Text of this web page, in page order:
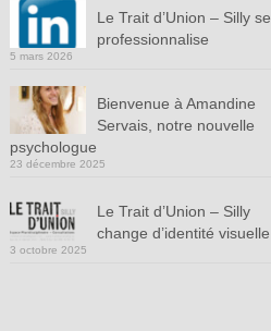
Le Trait d’Union – Silly se
professionnalise
5 mars 2026
Bienvenue à Amandine
Servais, notre nouvelle
psychologue
23 décembre 2025
Le Trait d’Union – Silly
change d’identité visuelle
3 octobre 2025